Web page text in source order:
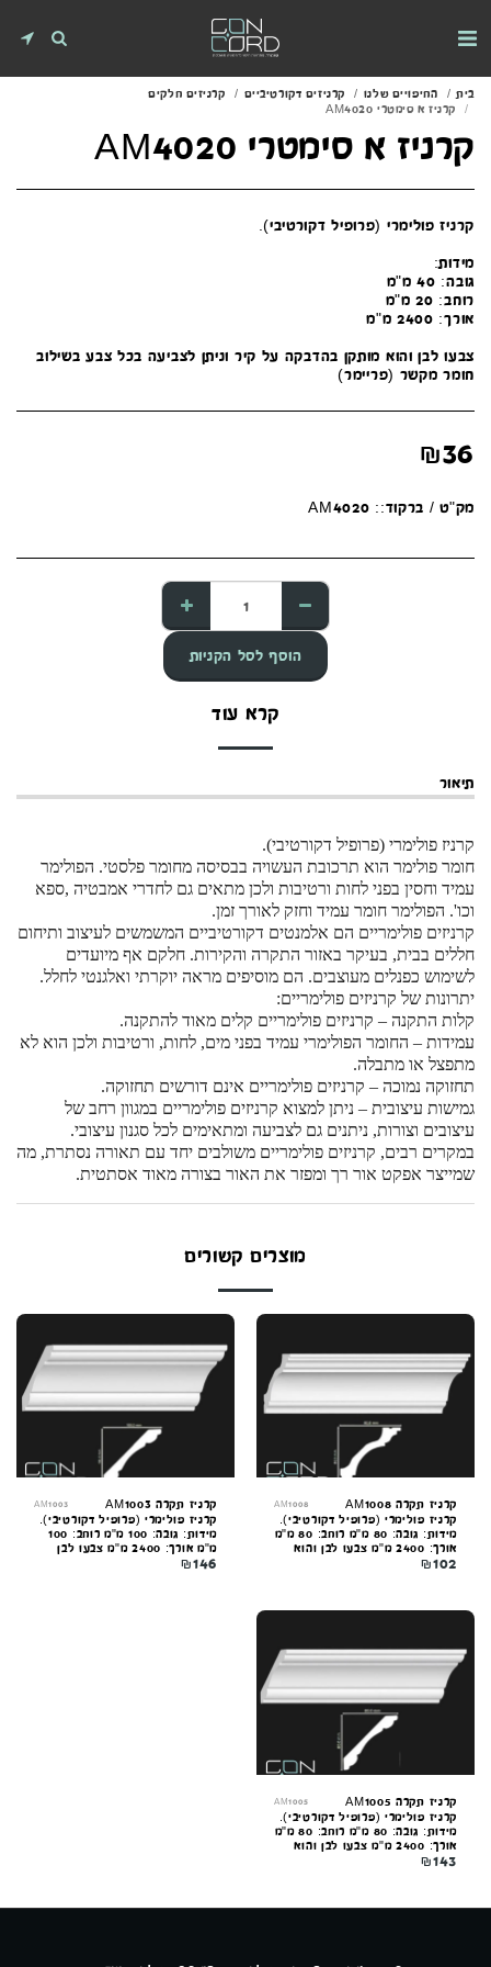
בית החיפויים שלנו קרניזים דקורטיביים
קרניזים חלקים
קרניז א סימטרי AM4020
קרניז א סימטרי AM4020
אורך: 2400 מ"מ
צבעו לבן והוא מותקן בהדבקה על קיר וניתן לצביעה בכל צבע בשילוב
חומר מקשר (פריימר)
₪36
מק"ט / ברקוד:: AM4020
הוסף לסל הקניות
קרא עוד
תיאור
קרניז פולימרי (פרופיל דקורטיבי).
חומר פולימר הוא תרכובת העשויה בבסיסה מחומר פלסטי. הפולימר
עמיד וחסין בפני לחות ורטיבות ולכן מתאים גם לחדרי אמבטיה ,ספא
וכו'. הפולימר חומר עמיד וחזק לאורך זמן.
קרניזים פולימריים הם אלמנטים דקורטיביים המשמשים לעיצוב ותיחום
חללים בבית, בעיקר באזור התקרה והקירות. חלקם אף מיועדים
לשימוש כפנלים מעוצבים. הם מוסיפים מראה יוקרתי ואלגנטי לחלל.
יתרונות של קרניזים פולימריים:
קלות התקנה – קרניזים פולימריים קלים מאוד להתקנה.
עמידות – החומר הפולימרי עמיד בפני מים, לחות, ורטיבות ולכן הוא לא
מתפצל או מתבלה.
תחזוקה נמוכה – קרניזים פולימריים אינם דורשים תחזוקה.
גמישות עיצובית – ניתן למצוא קרניזים פולימריים במגוון רחב של
עיצובים וצורות, ניתנים גם לצביעה ומתאימים לכל סגנון עיצובי.
במקרים רבים, קרניזים פולימריים משולבים יחד עם תאורה נסתרת, מה
שמייצר אפקט אור רך ומפזר את האור בצורה מאוד אסתטית.
מוצרים קשורים
קרניז תקרה AM1008 AM1008
קרניז פולימרי (פרופיל דקורטיבי).
מידות: גובה: 80 מ"מ רוחב: 80 מ"מ
אורך: 2400 מ"מ צבעו לבן והוא
מותקן בהדבקה על קיר וניתן
₪102
קרניז תקרה AM1003 AM1003
קרניז פולימרי (פרופיל דקורטיבי).
מידות: גובה: 100 מ"מ רוחב: 100
מ"מ אורך: 2400 מ"מ צבעו לבן
והוא מותקן בהדבקה על קיר וניתן
₪146
קרניז תקרה AM1005 AM1005
קרניז פולימרי (פרופיל דקורטיבי).
מידות: גובה: 80 מ"מ רוחב: 80 מ"מ
אורך: 2400 מ"מ צבעו לבן והוא
מותקן בהדבקה על קיר וניתן
₪143
מקוון עכשיו